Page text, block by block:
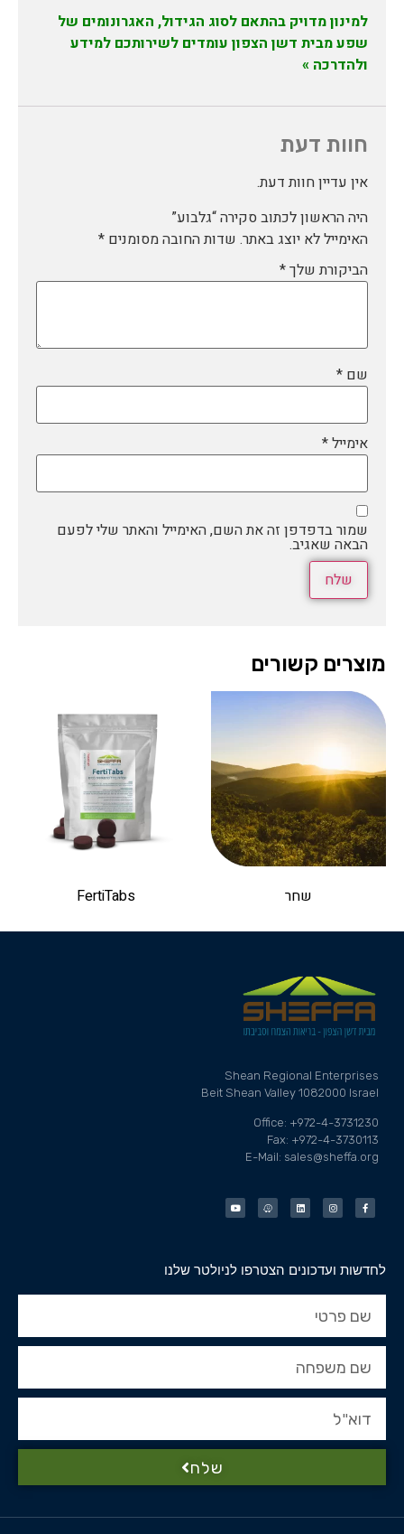
למינון מדויק בהתאם לסוג הגידול, האגרונומים של
שפע מבית דשן הצפון עומדים לשירותכם למידע
ולהדרכה »
חוות דעת
אין עדיין חוות דעת.
היה הראשון לכתוב סקירה “גלבוע”
האימייל לא יוצג באתר. שדות החובה מסומנים *
הביקורת שלך*
שם *
אימייל*
שמור בדפדפן זה את השם, האימייל והאתר שלי לפעם
הבאה שאגיב.
מוצרים קשורים
שחר FertiTabs
Shean Regional Enterprises
Beit Shean Valley 1082000 Israel
Office: +972-4-3731230
Fax: +972-4-3730113
E-Mail: sales@sheffa.org
לחדשות ועדכונים הצטרפו לניולטר שלנו
שלח